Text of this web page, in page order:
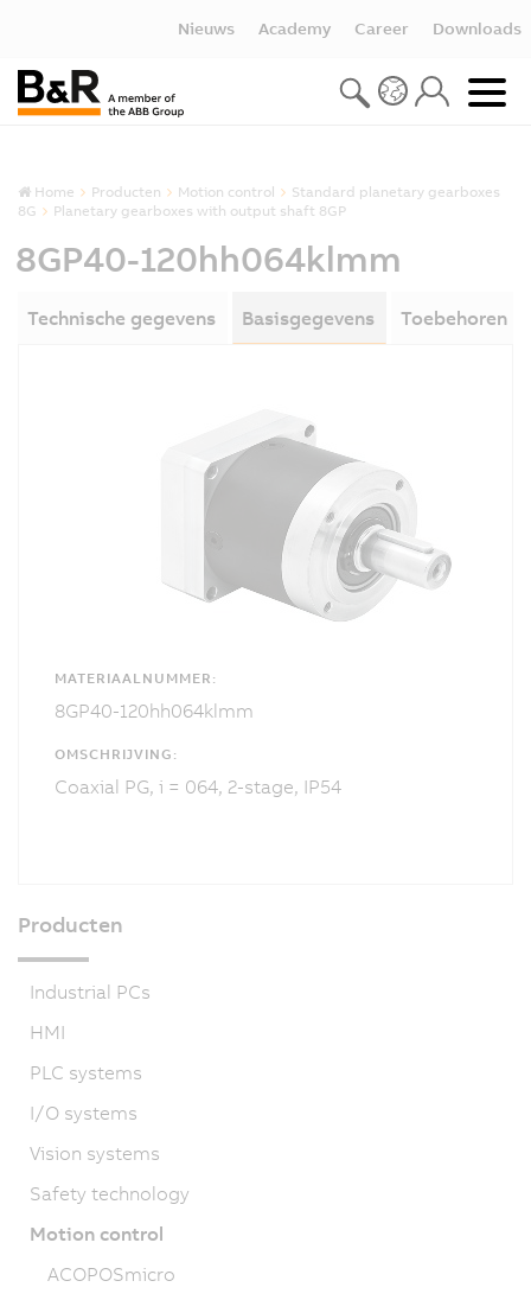
Nieuws Academy Career Downloads
Home Producten Motion control
Standard planetary gearboxes
8G
Planetary gearboxes with output shaft 8GP
8GP40-120hh064klmm
Technische gegevens Basisgegevens Toebehoren
MATERIAALNUMMER:
8GP40-120hh064klmm
OMSCHRIJVING:
Coaxial PG, i = 064, 2-stage, IP54
Producten
Industrial PCs
HMI
PLC systems
I/O systems
Vision systems
Safety technology
Motion control
ACOPOSmicro